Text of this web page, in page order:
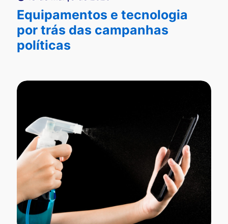
Equipamentos e tecnologia
por trás das campanhas
políticas